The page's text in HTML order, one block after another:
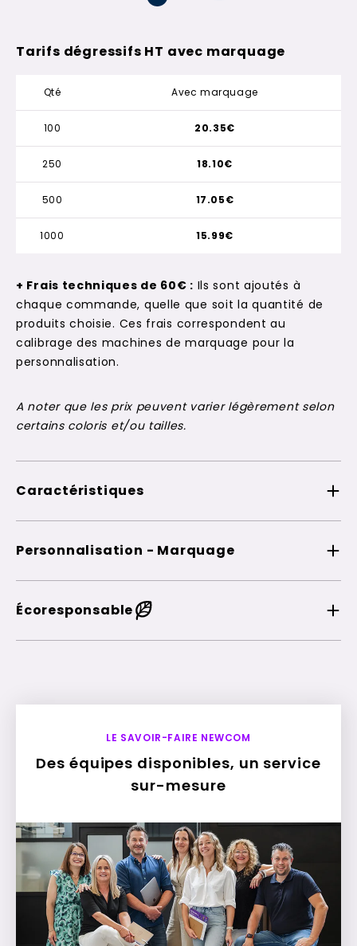
Tarifs dégressifs HT avec marquage
Qté Avec marquage
100
250
500
1000
20.35€
18.10€
17.05€
15.99€
+ Frais techniques de 60€ : Ils sont ajoutés à
chaque commande, quelle que soit la quantité de
produits choisie. Ces frais correspondent au
calibrage des machines de marquage pour la
personnalisation.
A noter que les prix peuvent varier légèrement selon
certains coloris et/ou tailles.
Caractéristiques
Personnalisation - Marquage
Écoresponsable
LE SAVOIR-FAIRE NEWCOM
Des équipes disponibles, un service
sur-mesure